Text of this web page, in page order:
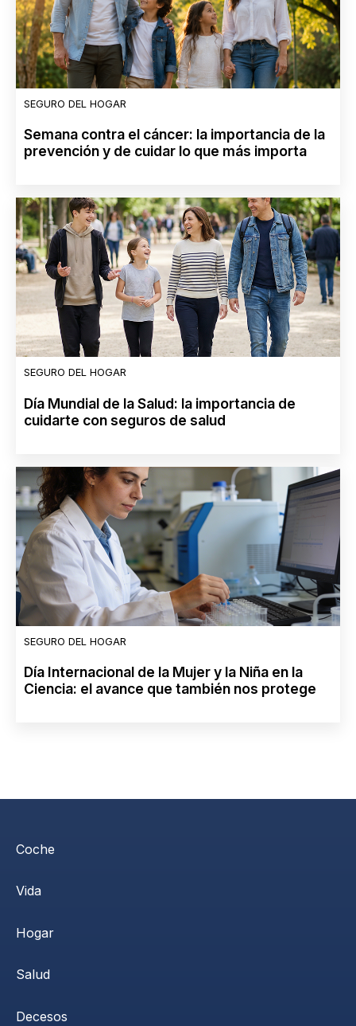
SEGURO DEL HOGAR
Semana contra el cáncer: la importancia de la
prevención y de cuidar lo que más importa
SEGURO DEL HOGAR
Día Mundial de la Salud: la importancia de
cuidarte con seguros de salud
SEGURO DEL HOGAR
Día Internacional de la Mujer y la Niña en la
Ciencia: el avance que también nos protege
Coche
Vida
Hogar
Salud
Decesos